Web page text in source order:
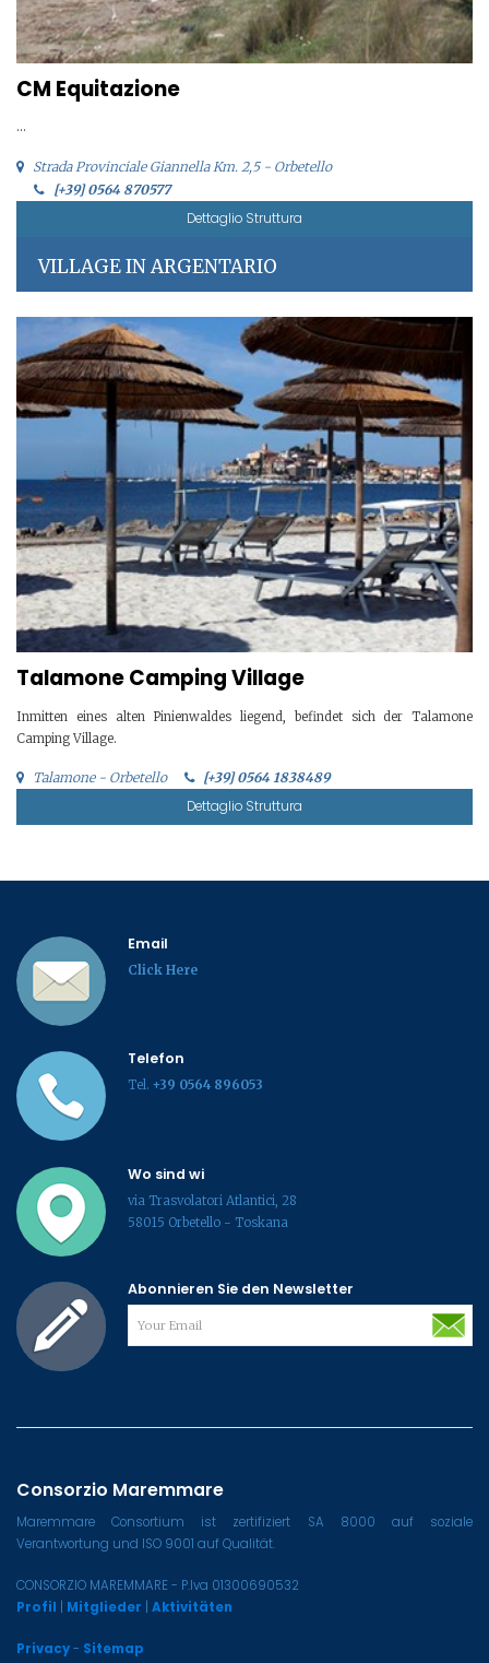
CM Equitazione
...
Strada Provinciale Giannella Km. 2,5 - Orbetello
[+39] 0564 870577
Dettaglio Struttura
VILLAGE IN ARGENTARIO
Talamone Camping Village
Inmitten eines alten Pinienwaldes liegend, befindet sich der Talamone
Camping Village.
Talamone - Orbetello [+39] 0564 1838489
Dettaglio Struttura
Email
Click Here
Telefon
Tel. +39 0564 896053
Wo sind wi
via Trasvolatori Atlantici, 28
58015 Orbetello - Toskana
Abonnieren Sie den Newsletter
Consorzio Maremmare
Maremmare Consortium ist zertifiziert SA 8000 auf soziale
Verantwortung und ISO 9001 auf Qualität.
CONSORZIO MAREMMARE - P.Iva 01300690532
Profil | Mitglieder | Aktivitäten
Privacy- Sitemap